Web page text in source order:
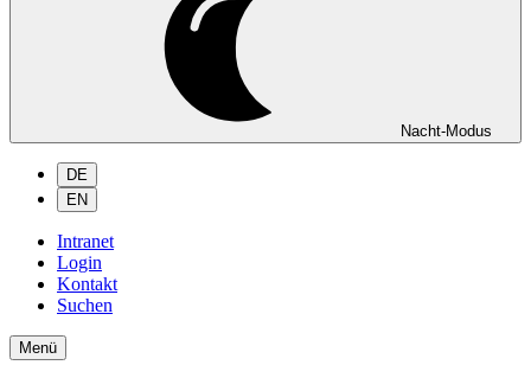
Nacht-Modus
DE
EN
Intranet
Login
Kontakt
Suchen
Menü